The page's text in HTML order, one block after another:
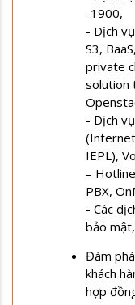
-1900,
- Dịch
S3,
private
solution
- Dịch
(Internet
IEPL),
–
PBX,
- Các
bảo
Đàm
khách
hợp